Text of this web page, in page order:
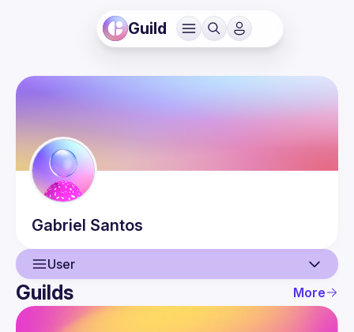
Guild
Gabriel Santos
User
User
Guilds More